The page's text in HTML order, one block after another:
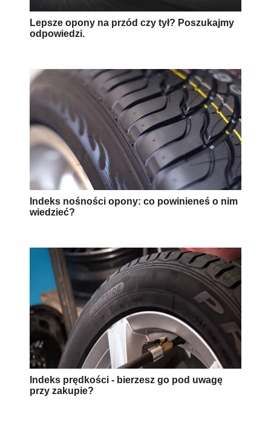
Lepsze opony na przód czy tył? Poszukajmy
odpowiedzi.
Indeks nośności opony: co powinieneś o nim
wiedzieć?
Indeks prędkości - bierzesz go pod uwagę
przy zakupie?